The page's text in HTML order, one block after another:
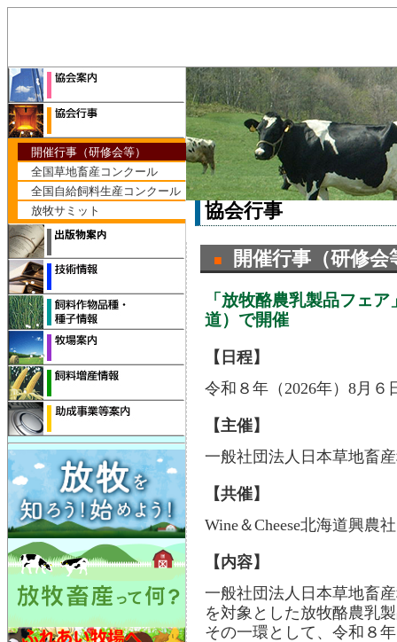
開催行事（研修会等）
全国草地畜産コンクール
全国自給飼料生産コンクール
放牧サミット
協会行事
■ 開催行事（研修会
「放牧酪農乳製品フェ
道）で開催
【日程】
令和８年（2026年）8月６
【主催】
一般社団法人日本草地畜
【共催】
Wine＆Cheese北海道興農社
【内容】
一般社団法人日本草地畜
を対象とした放牧酪農乳
その一環として、令和８